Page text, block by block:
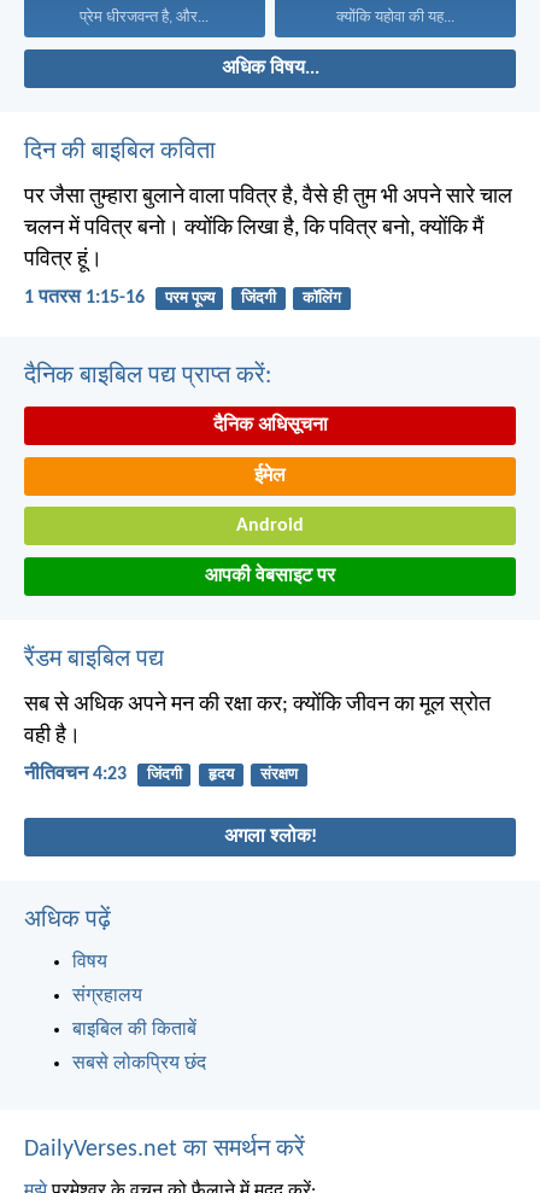
प्रेम धीरजवन्त है, और... क्योंकि यहोवा की यह...
अधिक विषय...
दिन की बाइबिल कविता
पर जैसा तुम्हारा बुलाने वाला पवित्र है, वैसे ही तुम भी अपने सारे चाल
चलन में पवित्र बनो। क्योंकि लिखा है, कि पवित्र बनो, क्योंकि मैं
पवित्र हूं।
1 पतरस 1:15-16 परम पूज्य जिंदगी कॉलिंग
दैनिक बाइबिल पद्य प्राप्त करें:
दैनिक अधिसूचना
ईमेल
Android
आपकी वेबसाइट पर
रैंडम बाइबिल पद्य
सब से अधिक अपने मन की रक्षा कर; क्योंकि जीवन का मूल स्रोत
वही है।
नीतिवचन 4:23 जिंदगी हृदय संरक्षण
अगला श्लोक!
अधिक पढ़ें
विषय
संग्रहालय
बाइबिल की किताबें
सबसे लोकप्रिय छंद
DailyVerses.net का समर्थन करें